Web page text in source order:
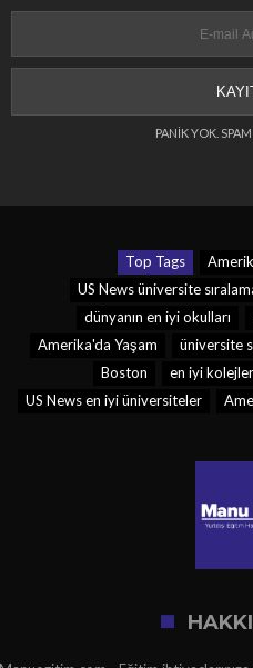
PANİK YOK.
Top Tags
US News üniversite
dünyanın en iyi okulları
Amerika'da Yaşam
üniversite
Boston
en iyi kolejler
US News en iyi üniversiteler